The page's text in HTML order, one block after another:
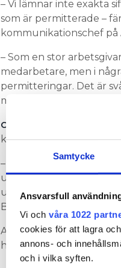
Samtycke
Ansvarsfull
Vi och våra 1022
cookies för att lagra
annons- och
och i vilka syften.
– Vi lämnar inte exakta
som är permitterade –
kommunikationschef på
– Som en stor
medarbetare, men i
permitteringar. Det är
men vi måste självklart
CAVERION BEKRÄFTAR
korttidspermitteringar,
– Möjligheten att
uppsägningar. Sen en
utvecklingen för att i
Björnesparr, marknads-
Av hänsyn till fackliga
hon inte ge ytterligare